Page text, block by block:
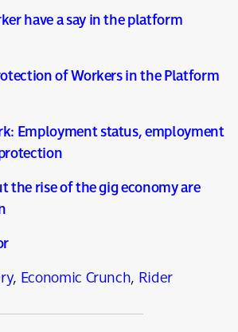
have a say in the platform
of Workers in the Platform
Employment status, employment
the rise of the gig economy are
, Economic Crunch, Rider